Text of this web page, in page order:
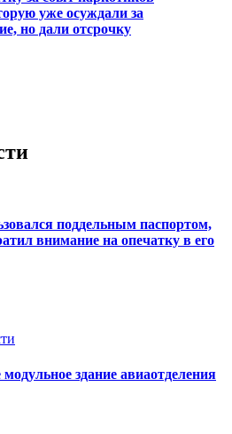
уже осуждали за
но дали отсрочку
поддельным паспортом,
внимание на опечатку в его
здание авиаотделения